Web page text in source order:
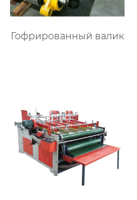
Гофрированный валик